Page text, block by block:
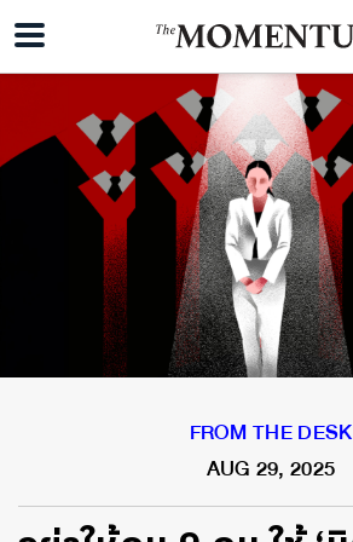
FROM THE DESK
AUG 29, 2025